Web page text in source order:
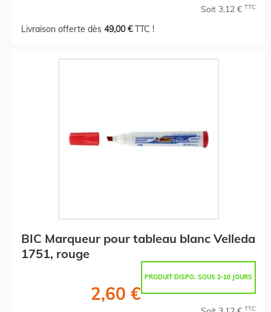
Soit 3,12 € TTC
Livraison offerte dès 49,00 €TTC !
BIC Marqueur pour tableau blanc Velleda
1751, rouge
PRODUIT DISPO. SOUS 2-10 JOURS
2,60 €
TTC